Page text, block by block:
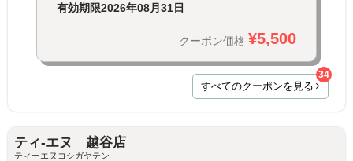
有効期限2026年08月31日
クーポン価格 ¥5,500
すべてのクーポンを見る
34
ティ-エヌ 越谷店
ティーエヌコシガヤテン